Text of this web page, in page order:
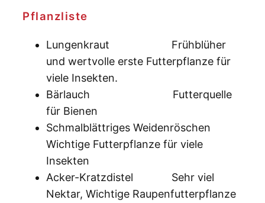
Pflanzliste
Lungenkraut Frühblüher
und wertvolle erste Futterpflanze für
viele Insekten.
Bärlauch Futterquelle
für Bienen
Schmalblättriges Weidenröschen
Wichtige Futterpflanze für viele
Insekten
Acker-Kratzdistel Sehr viel
Nektar, Wichtige Raupenfutterpflanze